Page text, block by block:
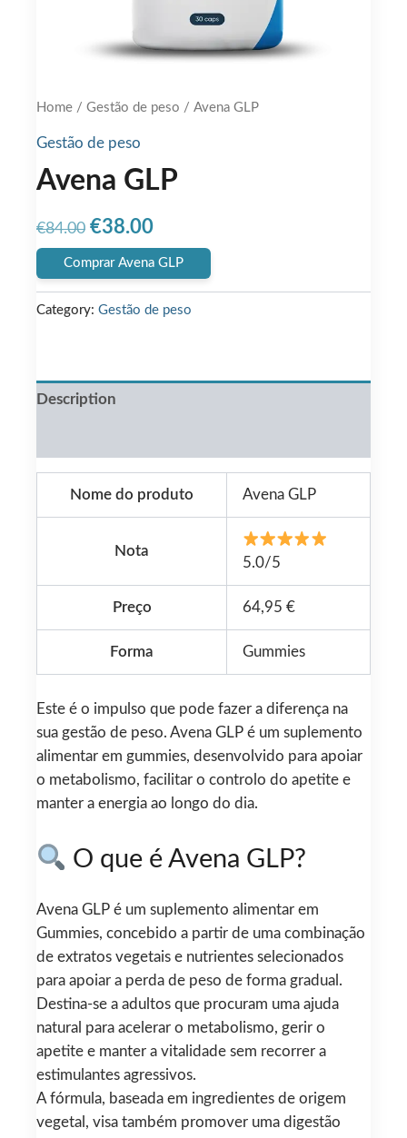
Home / Gestão de peso / Avena GLP
Gestão de peso
Avena GLP
€84.00 Original
price
was:
€38.00Current
price
is:
€38.00.
Comprar Avena GLP
Category: Gestão de peso
Description
Nome do produto Avena GLP
Nota
5.0/5
Preço 64,95 €
Forma Gummies
Este é o impulso que pode fazer a diferença na
sua gestão de peso. Avena GLP é um suplemento
alimentar em gummies, desenvolvido para apoiar
o metabolismo, facilitar o controlo do apetite e
manter a energia ao longo do dia.
O que é Avena GLP?
Avena GLP é um suplemento alimentar em
Gummies, concebido a partir de uma combinação
de extratos vegetais e nutrientes selecionados
para apoiar a perda de peso de forma gradual.
Destina-se a adultos que procuram uma ajuda
natural para acelerar o metabolismo, gerir o
apetite e manter a vitalidade sem recorrer a
estimulantes agressivos.
A fórmula, baseada em ingredientes de origem
vegetal, visa também promover uma digestão